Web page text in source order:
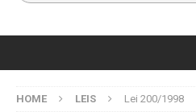
HOME LEIS Lei 200/1998